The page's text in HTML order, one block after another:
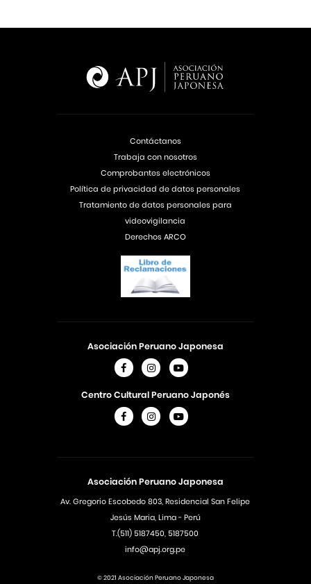
Asociación Peruano Japonesa
Av. Gregorio Escobedo 803, Residencial San Felipe
Jesús Maria, Lima - Perú
T.(511) 5187450, 5187500
info@apj.org.pe
Asociación Peruano Japonesa
Centro Cultural Peruano Japonés
Contáctanos
Trabaja con nosotros
Comprobantes electrónicos
Política de privacidad de datos personales
Tratamiento de datos personales para
videovigilancia
Derechos ARCO
© 2021 Asociación Peruano Japonesa